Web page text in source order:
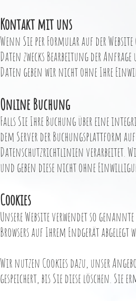
Kontakt mit uns
Wenn Sie per Formular auf der
Daten zwecks Bearbeitung der
Daten geben wir nicht ohne Ihre
Online Buchung
Falls Sie Ihre Buchung über eine
dem Server der Buchungsplattform
Datenschutzrichtlinien verarbeitet.
und geben diese nicht ohne
Cookies
Unsere Website verwendet so
Browsers auf Ihrem Endgerät
Wir nutzen Cookies dazu, unser
gespeichert, bis Sie diese löschen. Sie